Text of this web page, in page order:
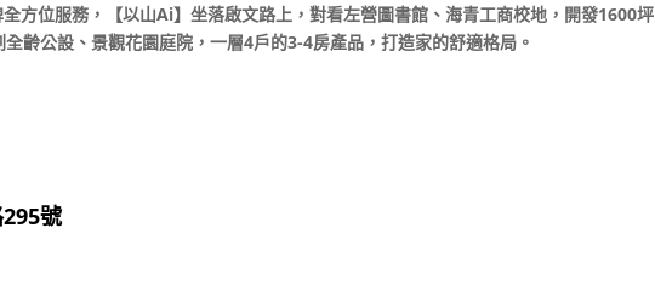
方位服務，【以山Ai】坐落啟文路上，對看左營圖書館、海青工商校地，開發1600坪
齡公設、景觀花園庭院，一層4戶的3-4房產品，打造家的舒適格局。
號